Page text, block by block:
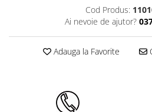
Detectoare si regulatoare de gaz si
Producere apa calda menajera
Panouri solare si fotovoltaice
Cod Produs:
Ai nevoie de ajutor?
Adauga la Favorite